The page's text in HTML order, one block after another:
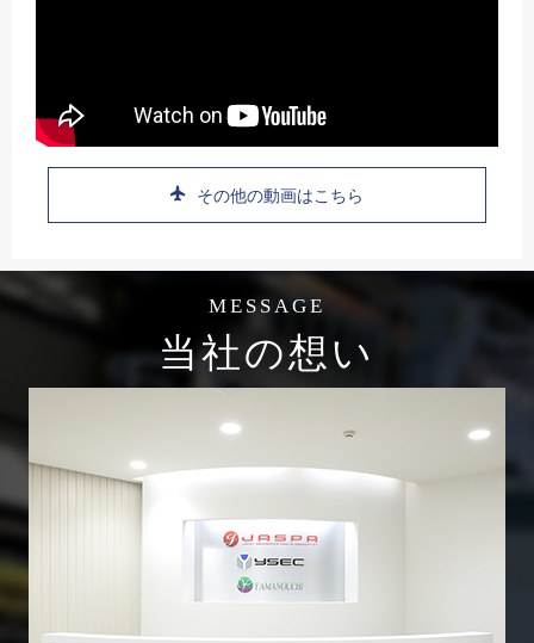
その他の動画はこちら
MESSAGE
当社の想い